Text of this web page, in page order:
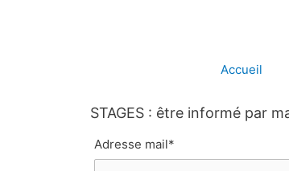
Accueil
STAGES : être informé par
Adresse mail*